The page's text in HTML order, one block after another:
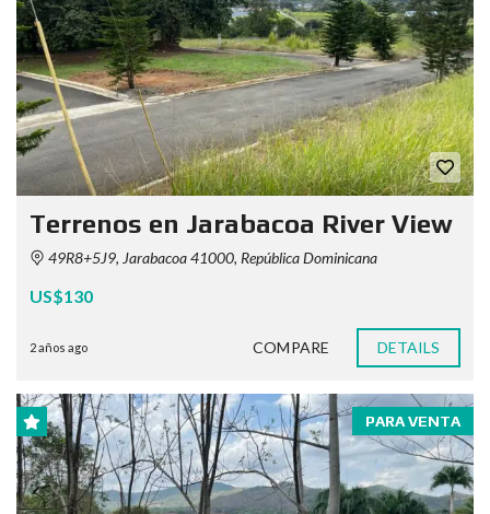
Terrenos en Jarabacoa River View
49R8+5J9, Jarabacoa 41000, República Dominicana
US$130
2 años ago COMPARE DETAILS
PARA VENTA